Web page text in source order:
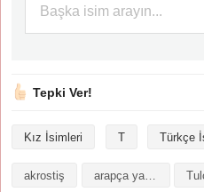
Tepki Ver!
Kız İsimleri T
akrostiş arapça yazılışı